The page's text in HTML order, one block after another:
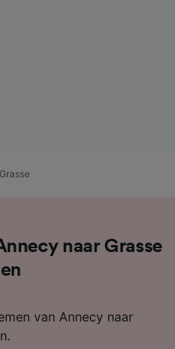
naar Grasse
van Annecy naar